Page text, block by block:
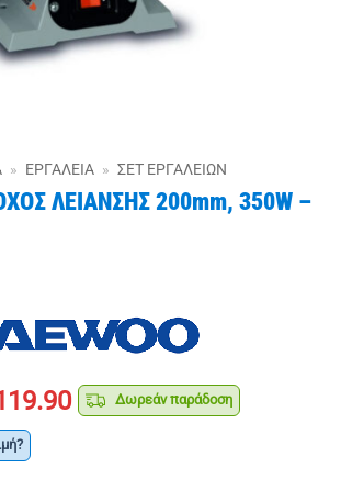
» ΕΡΓΑΛΕΊΑ » ΣΕΤ ΕΡΓΑΛΕΊΩΝ
ΛΕΙΑΝΣΗΣ 200mm, 350W –
Η
τρέχουσα
Δωρεάν παράδοση